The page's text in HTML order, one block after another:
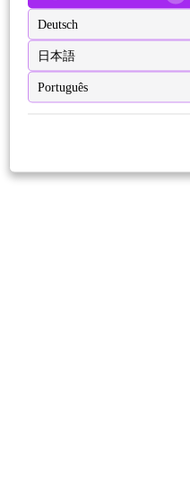
Deutsch
日本語
Português